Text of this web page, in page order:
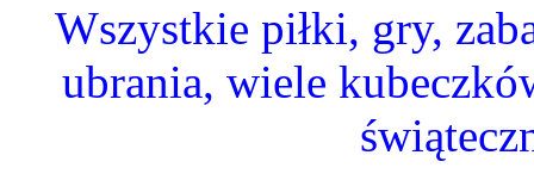
Wszystkie piłki, gry,
ubrania, wiele